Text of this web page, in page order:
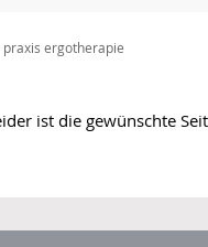
praxis ergotherapie
ist die gewünschte